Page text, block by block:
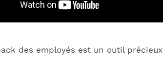
des employés est un outil